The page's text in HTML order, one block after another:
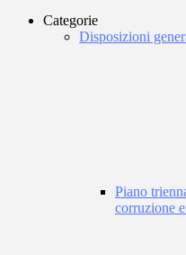
Categorie
Disposizioni
Piano
corruzione